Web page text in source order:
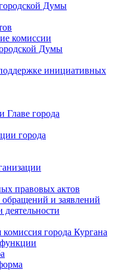
Думы
комиссии
Думы
инициативных
Главе города
города
правовых актов
и заявлений
города Кургана